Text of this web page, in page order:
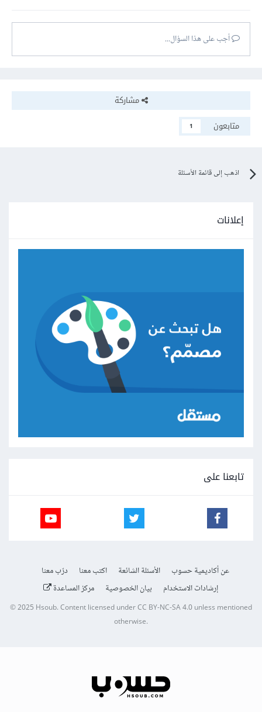
أجب على هذا السؤال...
مشاركة
متابعون
1
اذهب إلى قائمة الأسئلة
إعلانات
تابعنا على
عن أكاديمية حسوب الأسئلة الشائعة اكتب معنا
درّب معنا
إرشادات الاستخدام
بيان الخصوصية مركز المساعدة
© 2025Hsoub.Content licensed underCC BY-NC-SA 4.0unless mentioned
otherwise.